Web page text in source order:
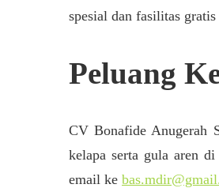
spesial dan fasilitas
Peluang
CV Bonafide Anugerah
kelapa serta gula aren
email ke